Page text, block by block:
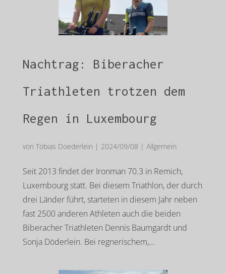
Nachtrag: Biberacher
Triathleten trotzen dem
Regen in Luxembourg
von Tobias Doederlein | 2024/09/08 | Allgemein
Seit 2013 findet der Ironman 70.3 in Remich,
Luxembourg statt. Bei diesem Triathlon, der durch
drei Länder führt, starteten in diesem Jahr neben
fast 2500 anderen Athleten auch die beiden
Biberacher Triathleten Dennis Baumgardt und
Sonja Döderlein. Bei regnerischem,...